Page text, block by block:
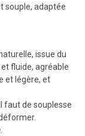
souple, adaptée
issue du
fluide, agréable
et légère, et
faut de souplesse